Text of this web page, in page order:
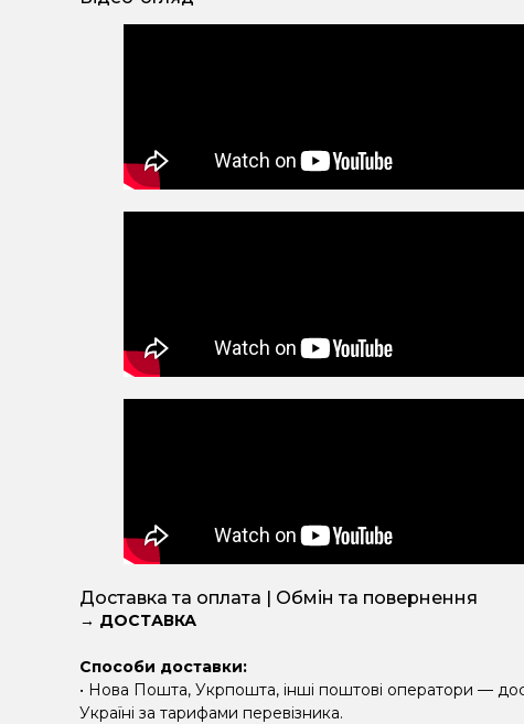
Доставка та оплата | Обмін та повернення
→ ДОСТАВКА
Способи доставки:
• Нова Пошта, Укрпошта, інші поштові оператори —
Україні за тарифами перевізника.